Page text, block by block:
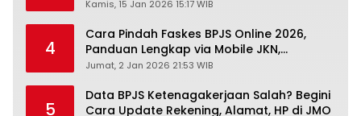
Panduan Lengkapnya
Kamis, 15 Jan 2026 15:17 WIB
4
Cara Pindah Faskes BPJS Online 2026,
Panduan Lengkap via Mobile JKN,
PANDAWA & Offiline Kantor Cabang
Jumat, 2 Jan 2026 21:53 WIB
5
Data BPJS Ketenagakerjaan Salah? Begini
Cara Update Rekening, Alamat, HP di JMO